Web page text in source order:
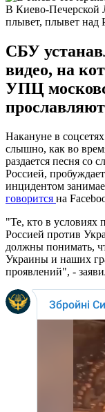
В Киево-Печерской
плывет, плывет над
СБУ
видео, на
УПЦ
Накануне в
слышно, как во
раздается песня со
Россией,
инцидентом
говорится на
"Те, кто в условиях
Россией против
должны понимать,
Украины и наших
проявлений", -